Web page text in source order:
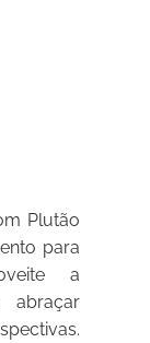
Plutão
para
a